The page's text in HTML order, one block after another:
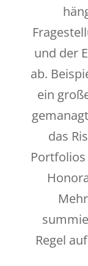
und der
ab.
ein
das
Regel